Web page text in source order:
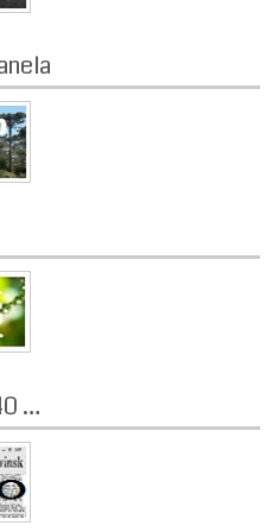
…